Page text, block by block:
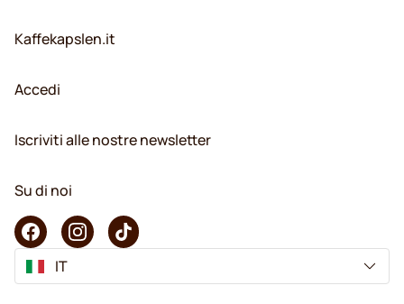
Kaffekapslen.it
Accedi
Iscriviti alle nostre newsletter
Su di noi
IT